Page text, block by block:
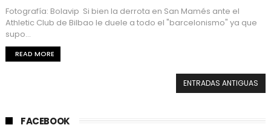
Fotografía: Bolavip Si bien la derrota en San Mamés ante el
Athletic Club de Bilbao le duele a todo el "barcelonismo" ya que
supo...
READ MORE
ENTRADAS ANTIGUAS
FACEBOOK